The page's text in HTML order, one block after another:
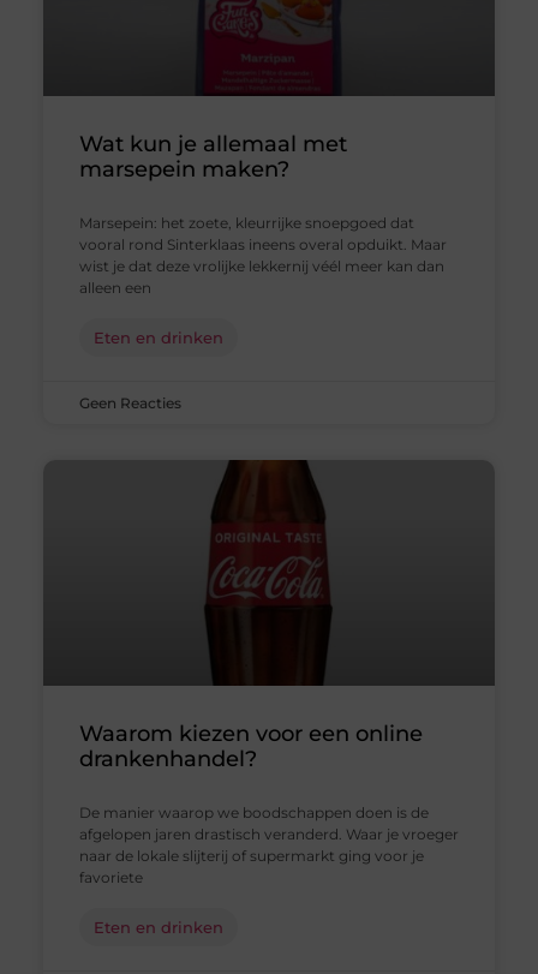
Wat kun je allemaal met
marsepein maken?
Marsepein: het zoete, kleurrijke snoepgoed dat
vooral rond Sinterklaas ineens overal opduikt. Maar
wist je dat deze vrolijke lekkernij véél meer kan dan
alleen een
Eten en drinken
Geen Reacties
Waarom kiezen voor een online
drankenhandel?
De manier waarop we boodschappen doen is de
afgelopen jaren drastisch veranderd. Waar je vroeger
naar de lokale slijterij of supermarkt ging voor je
favoriete
Eten en drinken